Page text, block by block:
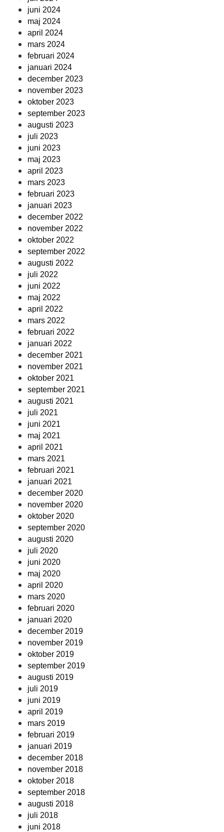
juni 2024
maj 2024
april 2024
mars 2024
februari 2024
januari 2024
december 2023
november 2023
oktober 2023
september 2023
augusti 2023
juli 2023
juni 2023
maj 2023
april 2023
mars 2023
februari 2023
januari 2023
december 2022
november 2022
oktober 2022
september 2022
augusti 2022
juli 2022
juni 2022
maj 2022
april 2022
mars 2022
februari 2022
januari 2022
december 2021
november 2021
oktober 2021
september 2021
augusti 2021
juli 2021
juni 2021
maj 2021
april 2021
mars 2021
februari 2021
januari 2021
december 2020
november 2020
oktober 2020
september 2020
augusti 2020
juli 2020
juni 2020
maj 2020
april 2020
mars 2020
februari 2020
januari 2020
december 2019
november 2019
oktober 2019
september 2019
augusti 2019
juli 2019
juni 2019
april 2019
mars 2019
februari 2019
januari 2019
december 2018
november 2018
oktober 2018
september 2018
augusti 2018
juli 2018
juni 2018